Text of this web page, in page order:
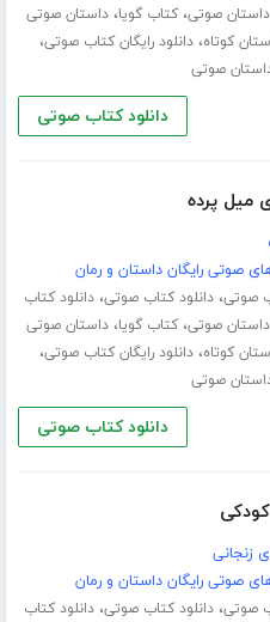
داستان صوتی،کتاب گویا،داستان صوتی
کوتاه،دانلود رایگان کتاب صوتی،
صوتی
دانلود کتاب صوتی
میل پرده
صوتی رایگان داستان و رمان
صوتی،دانلود کتاب صوتی،دانلود کتاب
داستان صوتی،کتاب گویا،داستان صوتی
کوتاه،دانلود رایگان کتاب صوتی،
صوتی
دانلود کتاب صوتی
زنجانی
صوتی رایگان داستان و رمان
صوتی،دانلود کتاب صوتی،دانلود کتاب